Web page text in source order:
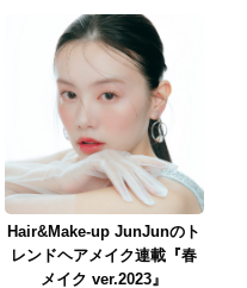
Hair&Make-up JunJunのト
レンドヘアメイク連載『春
メイク ver.2023』